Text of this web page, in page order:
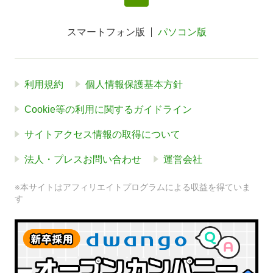
スマートフォン版 パソコン版
利用規約 個人情報保護基本方針
Cookie等の利用に関するガイドライン
サイトアクセス情報の取得について
法人・プレスお問い合わせ 運営会社
※本サイトはアフィリエイトプログラムによる収益を得ていま
す